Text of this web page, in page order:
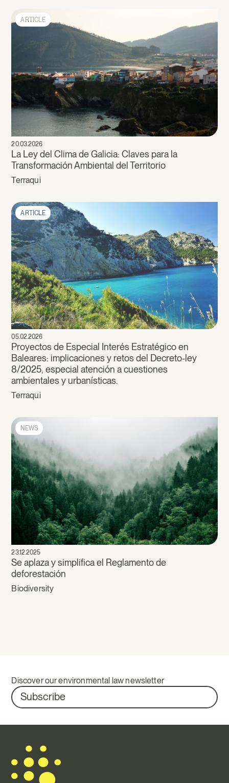
ARTICLE
20.03.2026
La Ley del Clima de Galicia: Claves para la
Transformación Ambiental del Territorio
Terraqui
ARTICLE
05.02.2026
Proyectos de Especial Interés Estratégico en
Baleares: implicaciones y retos del Decreto-ley
8/2025, especial atención a cuestiones
ambientales y urbanísticas.
Terraqui
NEWS
23.12.2025
Se aplaza y simplifica el Reglamento de
deforestación
Biodiversity
Discover our environmental law newsletter
Subscribe